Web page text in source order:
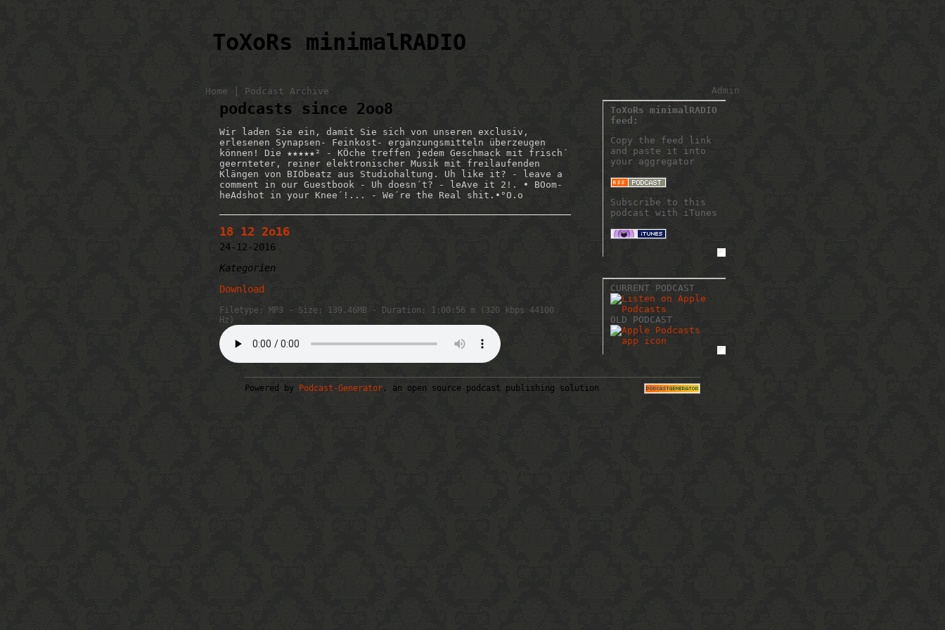
ToXoRs minimalRADIO
Admin
Home
Podcast Archive
ToXoRs minimalRADIO
feed:
Copy the feed link
and paste it into
your aggregator
Subscribe to this
podcast with iTunes
CURRENT PODCAST
OLD PODCAST
podcasts since 2oo8
Wir laden Sie ein, damit Sie sich von unseren exclusiv,
erlesenen Synapsen- Feinkost- ergänzungsmitteln überzeugen
können! Die ★★★★★² - KÖche treffen jedem Geschmack mit frisch´
geernteter, reiner elektronischer Musik mit freilaufenden
Klängen von BIObeatz aus Studiohaltung. Uh like it? - leave a
comment in our Guestbook - Uh doesn´t? - leAve it 2!. • BOom-
heAdshot in your Knee´!... - We´re the Real shit.•°O.o
18 12 2o16
24-12-2016
Kategorien
Download
Filetype: MP3 - Size: 139.46MB - Duration: 1:00:56 m (320 kbps 44100
Hz)
Powered by Podcast-Generator , an open source podcast publishing solution